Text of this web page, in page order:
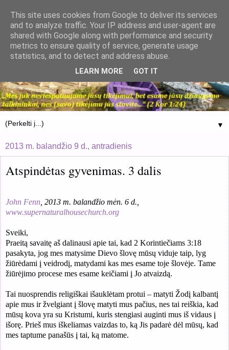
▼
2013 m. balandžio 9 d., antradienis
Atspindėtas gyvenimas. 3 dalis
John Fenn , 2013 m. balandžio mėn. 6 d.,
www.supernaturalhousechurch.org
Sveiki,
Praeitą savaitę aš dalinausi apie tai, kad 2 Korintiečiams 3:18
pasakyta, jog mes matysime Dievo šlovę mūsų viduje taip, lyg
žiūrėdami į veidrodį, matydami kas mes esame toje šlovėje. Tame
žiūrėjimo procese mes esame keičiami į Jo atvaizdą.
Tai nuosprendis religiškai išauklėtam protui – matyti Žodį kalbantį
apie mus ir žvelgiant į šlovę matyti mus pačius, nes tai reiškia, kad
mūsų kova yra su Kristumi, kuris stengiasi auginti mus iš vidaus į
išorę. Prieš mus iškeliamas vaizdas to, ką Jis padarė dėl mūsų, kad
mes taptume panašūs į tai, ką matome.
This site uses cookies from Google to deliver its services
and to analyze traffic. Your IP address and user-agent are
shared with Google along with performance and security
metrics to ensure quality of service, generate usage
statistics, and to detect and address abuse.
LEARN MORE GOT IT